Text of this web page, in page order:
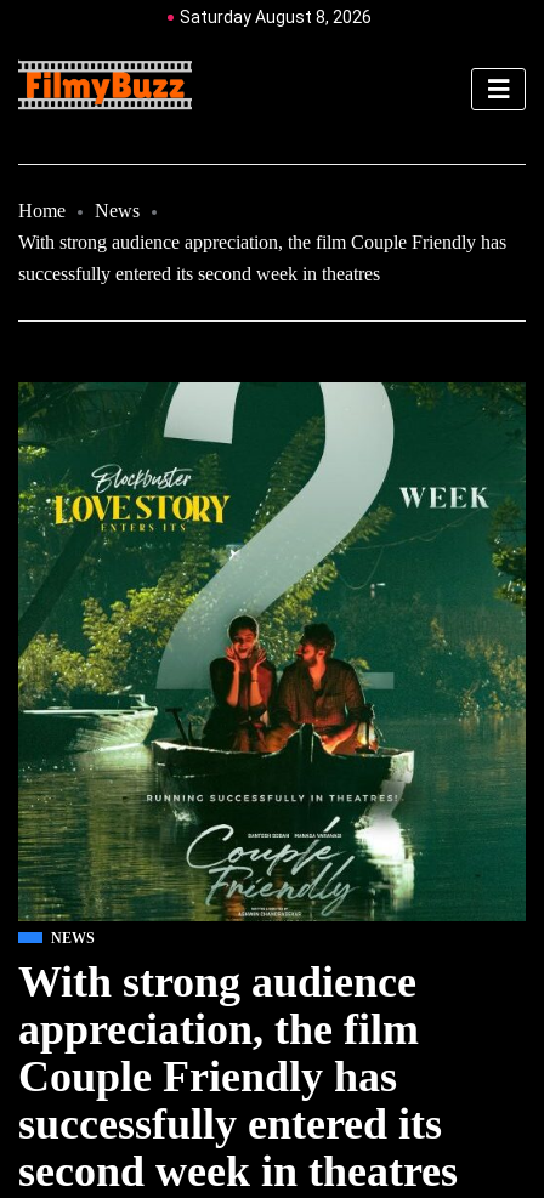
Saturday August 8, 2026
Home
News
With strong audience appreciation, the film Couple Friendly has
successfully entered its second week in theatres
NEWS
With strong audience
appreciation, the film
Couple Friendly has
successfully entered its
second week in theatres